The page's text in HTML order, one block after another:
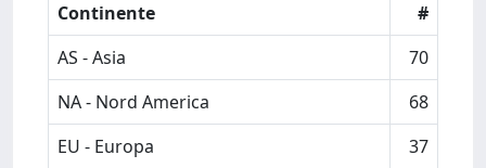
Continente
#
AS - Asia
70
NA - Nord America
68
EU - Europa
37